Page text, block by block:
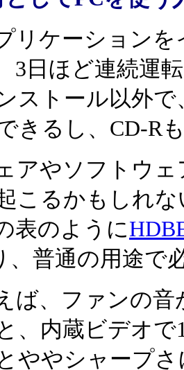
リケーションを
3日ほど連続運
ストール以外
きるし、CD-R
アやソフトウェ
こるかもしれ
表のように
、普通の用途で
ば、ファンの音
、内蔵ビデオで
ややシャープ